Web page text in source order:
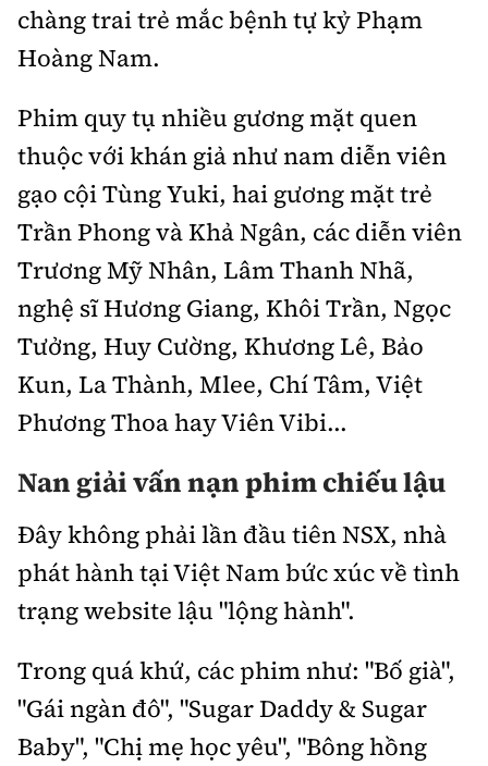
chàng trai trẻ mắc bệnh tự kỷ Phạm
Hoàng Nam.
Phim quy tụ nhiều gương mặt quen
thuộc với khán giả như nam diễn viên
gạo cội Tùng Yuki, hai gương mặt trẻ
Trần Phong và Khả Ngân, các diễn viên
Trương Mỹ Nhân, Lâm Thanh Nhã,
nghệ sĩ Hương Giang, Khôi Trần, Ngọc
Tưởng, Huy Cường, Khương Lê, Bảo
Kun, La Thành, Mlee, Chí Tâm, Việt
Phương Thoa hay Viên Vibi...
Nan giải vấn nạn phim chiếu lậu
Đây không phải lần đầu tiên NSX, nhà
phát hành tại Việt Nam bức xúc về tình
trạng website lậu "lộng hành".
Trong quá khứ, các phim như: "Bố già",
"Gái ngàn đô", "Sugar Daddy & Sugar
Baby", "Chị mẹ học yêu", "Bông hồng